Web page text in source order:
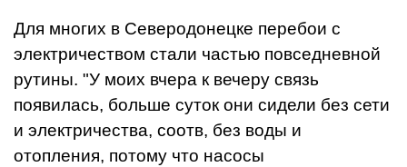
Для многих в Северодонецке перебои с
электричеством стали частью повседневной
рутины. "У моих вчера к вечеру связь
появилась, больше суток они сидели без сети
и электричества, соотв, без воды и
отопления, потому что насосы